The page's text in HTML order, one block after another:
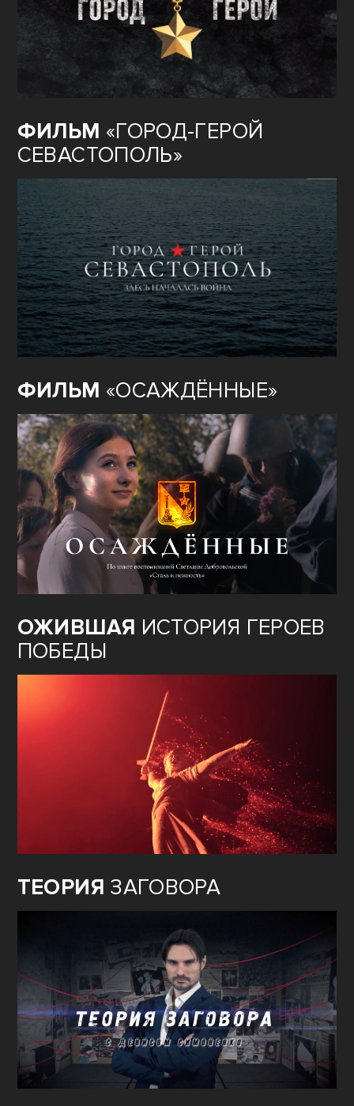
ФИЛЬМ «ГОРОД-ГЕРОЙ
СЕВАСТОПОЛЬ»
ФИЛЬМ «ОСАЖДЁННЫЕ»
ОЖИВШАЯ ИСТОРИЯ ГЕРОЕВ
ПОБЕДЫ
ТЕОРИЯ ЗАГОВОРА